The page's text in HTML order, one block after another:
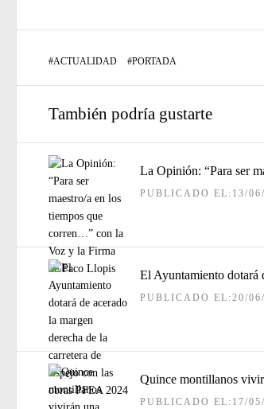
#ACTUALIDAD #PORTADA
También podría gustarte
La Opinión: “Para ser
PUBLICADO EL:13/
El Ayuntamiento dotará
PUBLICADO EL:20/
Quince montillanos
PUBLICADO EL:17/